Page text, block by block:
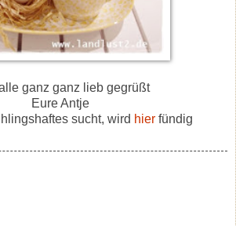
ganz ganz lieb gegrüßt
Eure Antje
sucht, wird hier fündig